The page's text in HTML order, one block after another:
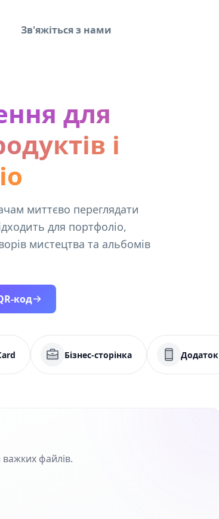
Зв'яжіться з нами
для
і
миттєво переглядати
для портфоліо,
мистецтва та альбомів
код
Бізнес-сторінка Додаток
файлів.